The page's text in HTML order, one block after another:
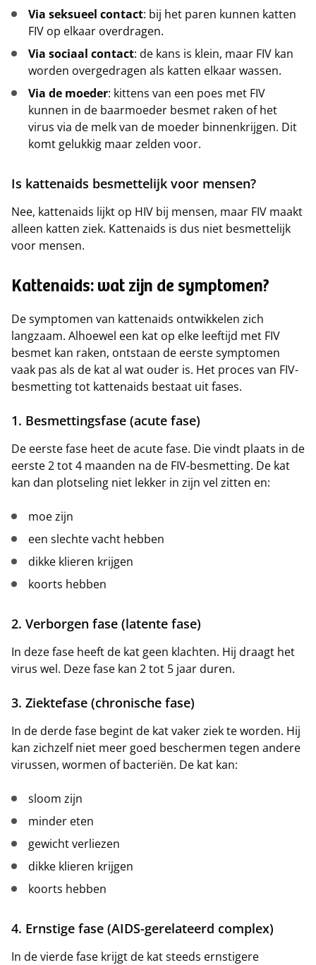
Via seksueel contact: bij het paren kunnen katten
FIV op elkaar overdragen.
Via sociaal contact: de kans is klein, maar FIV kan
worden overgedragen als katten elkaar wassen.
Via de moeder: kittens van een poes met FIV
kunnen in de baarmoeder besmet raken of het
virus via de melk van de moeder binnenkrijgen. Dit
komt gelukkig maar zelden voor.
Is kattenaids besmettelijk voor mensen?
Nee, kattenaids lijkt op HIV bij mensen, maar FIV maakt
alleen katten ziek. Kattenaids is dus niet besmettelijk
voor mensen.
Kattenaids: wat zijn de symptomen?
De symptomen van kattenaids ontwikkelen zich
langzaam. Alhoewel een kat op elke leeftijd met FIV
besmet kan raken, ontstaan de eerste symptomen
vaak pas als de kat al wat ouder is. Het proces van FIV-
besmetting tot kattenaids bestaat uit fases.
1. Besmettingsfase (acute fase)
De eerste fase heet de acute fase. Die vindt plaats in de
eerste 2 tot 4 maanden na de FIV-besmetting. De kat
kan dan plotseling niet lekker in zijn vel zitten en:
moe zijn
een slechte vacht hebben
dikke klieren krijgen
koorts hebben
2. Verborgen fase (latente fase)
In deze fase heeft de kat geen klachten. Hij draagt het
virus wel. Deze fase kan 2 tot 5 jaar duren.
3. Ziektefase (chronische fase)
In de derde fase begint de kat vaker ziek te worden. Hij
kan zichzelf niet meer goed beschermen tegen andere
virussen, wormen of bacteriën. De kat kan:
sloom zijn
minder eten
gewicht verliezen
dikke klieren krijgen
koorts hebben
4. Ernstige fase (AIDS-gerelateerd complex)
In de vierde fase krijgt de kat steeds ernstigere